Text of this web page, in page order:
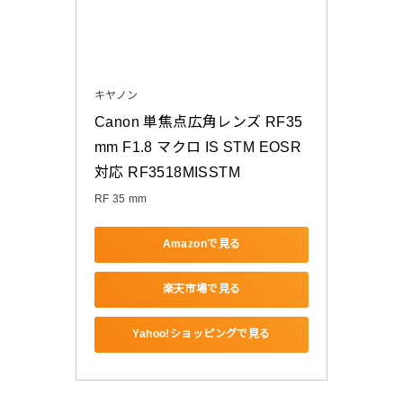
キヤノン
Canon 単焦点広角レンズ RF35
mm F1.8 マクロ IS STM EOSR
対応 RF3518MISSTM
RF 35 mm
Amazonで見る
楽天市場で見る
Yahoo!ショッピングで見る